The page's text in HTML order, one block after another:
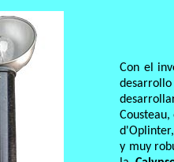
Con el
y muy